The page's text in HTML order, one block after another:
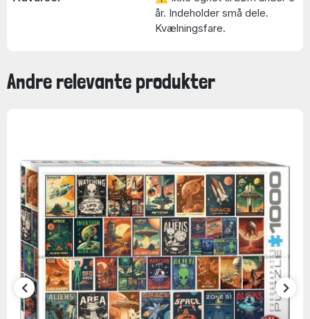
år. Indeholder små dele.
Kvælningsfare.
Andre relevante produkter